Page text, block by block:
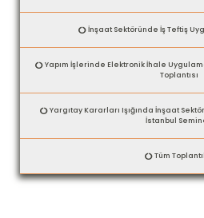
İnşaat Sektöründe İş Teftiş
Yapım İşlerinde Elektronik İhale
Toplantısı
Yargıtay Kararları Işığında İnşaat
İstanbul
Tüm